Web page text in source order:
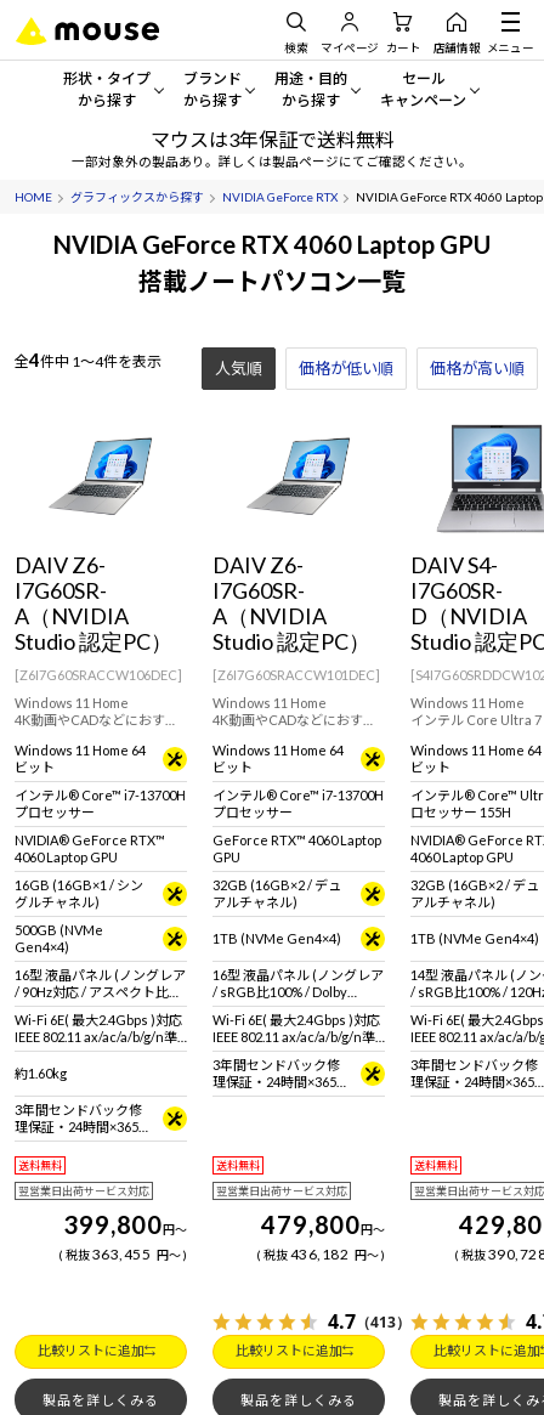
検索 マイページ カート 店舗情報 メニュー
形状・タイプ
から探す
形状・タイプから探す をすべてみる
デスクトップPC
ワークステーション
ディスプレイ
Windows 11 Copilot+ PC
ブランド
から探す
mouse
G TUNE
MousePro
Windows 11|Copilot+ PC
用途・目的
から探す
一般向けパソコン
ゲーミングPC・ゲーム向けパソコン
クリエイティブ向け
学習向けパソコン
スペック/パーツ別
AIおすすめパソコン
Windows 11 Copilot+ PC
セール
キャンペーン
セール・キャンペー
期間限定セール
アウトレットパソコン
おすすめ目玉パソコン
今イチオシのパソコンをピ
Copilot+ PC
マウスは3年保証で送料無料
一部対象外の製品あり。詳しくは製品ページにてご確認ください。
HOME グラフィックスから探す NVIDIA GeForce RTX NVIDIA GeForce RTX 4060
NVIDIA GeForce RTX 4060 Laptop GPU
搭載ノートパソコン一覧
全4件中 1～4件を表示 人気順 価格が低い順 価格が高い順
DAIV Z6-
I7G60SR-
A（NVIDIA
Studio 認定PC）
[Z6I7G60SRACCW106DEC]
Windows 11 Home
4K動画やCADなどにおすす
品。GeForce RTX 4060
Laptop GPU搭載の16型クリ
エイター向けノートPC
Windows 11 Home 64
ビット
インテル® Core™ i7-13700H
プロセッサー
NVIDIA® GeForce RTX™
4060 Laptop GPU
16GB (16GB×1 / シン
グルチャネル)
500GB (NVMe
Gen4×4)
16型 液晶パネル (ノングレア
/ 90Hz対応 / アスペクト比
16:10)
Wi-Fi 6E( 最大2.4Gbps )対応
IEEE 802.11 ax/ac/a/b/g/n準
拠 ＋ Bluetooth 5内蔵
約1.60kg
3年間センドバック修
理保証・24時間×365
日電話サポート
送料無料
翌営業日出荷サービス対応
399,800円～
税抜363,455 円～
比較リストに追加
製品を詳しくみる
DAIV Z6-
I7G60SR-
A（NVIDIA
Studio 認定PC）
[Z6I7G60SRACCW101DEC]
Windows 11 Home
4K動画やCADなどにおすす
品。GeForce RTX 4060
Laptop GPU搭載の16型クリ
エイター向けノートPC
Windows 11 Home 64
ビット
インテル® Core™ i7-13700H
プロセッサー
GeForce RTX™ 4060 Laptop
GPU
32GB (16GB×2 / デュ
アルチャネル)
1TB (NVMe Gen4×4)
16型 液晶パネル (ノングレア
/ sRGB比100% / Dolby
Vision対応)
Wi-Fi 6E( 最大2.4Gbps )対応
IEEE 802.11 ax/ac/a/b/g/n準
拠 ＋ Bluetooth 5内蔵
3年間センドバック修
理保証・24時間×365
日電話サポート
送料無料
翌営業日出荷サービス対応
479,800円～
税抜436,182 円～
4.7 （413）
比較リストに追加
製品を詳しくみる
DAIV S4-
I7G60SR-
D（NVIDIA
Studio 認定
Windows 11 Home
インテル Core Ultra 7
CAD・建築デザイン
動画編集・RAW現像
すすめ。機材と一緒
歩きやすい14型モダ
モリ・ストレージ増
ル]
Windows 11 Home 64
ビット
インテル® Core™
ロセッサー 155H
NVIDIA® GeForce
4060 Laptop GPU
32GB (16GB×2 / デュ
アルチャネル)
1TB (NVMe Gen4×4)
14型 液晶パネル (ノ
/ sRGB比100% /
Wi-Fi 6E( 最大
IEEE 802.11 ax/ac/a/
拠 ＋ Bluetooth 5内蔵
3年間センドバック修
理保証・24時間×365
日電話サポート
送料無料
翌営業日出荷サービス対応
税抜
比較リストに追加
製品を詳しくみ